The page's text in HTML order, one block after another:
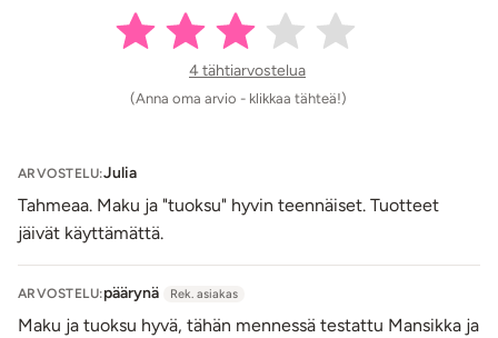
vegaaninen
Koko: 100 ml
Ainesosat (ingredients): Glycerin, Aqua, Chondrus
Crispus, Cellulose Gum, Oat Beta Glucane, Citric Acid,
Lähetyksen paino: ~ 0.5 kg
4 tähtiarvostelua
(Anna oma arvio - klikkaa tähteä!)
ARVOSTELU:Julia
Tahmeaa. Maku ja "tuoksu" hyvin teennäiset. Tuotteet
jäivät käyttämättä.
ARVOSTELU:päärynä Rek. asiakas
Maku ja tuoksu hyvä, tähän mennessä testattu Mansikka ja